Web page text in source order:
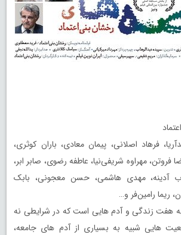
فرهاد اصلانی، پیمان معادی، باران کوثری،
مهراوه شریفی‌نیا، عاطفه رضوی، صابر ابر،
آدینه، مهدی هاشمی، حسن معجونی، بابک
ریما رامین‌فر و…
هفت زندگی و آدم هایی است که در شرایطی نه
هایی شبیه به بسیاری از آدم های جامعه،